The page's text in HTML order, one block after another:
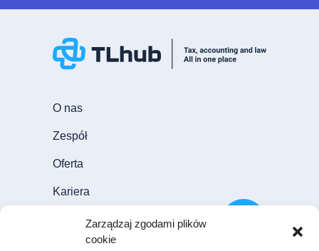
Zarządzaj zgodami plików
cookie
O nas
Zespół
Oferta
Kariera
Aktualności